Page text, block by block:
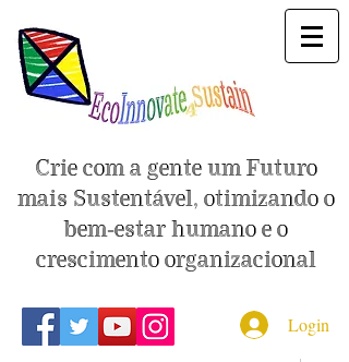
Login
Crie com a gente um Futuro
mais Sustentável, otimizando o
bem-estar humano e o
crescimento organizacional